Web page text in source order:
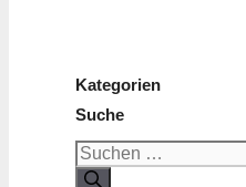
Kategorien
Suche
Suchen
nach: